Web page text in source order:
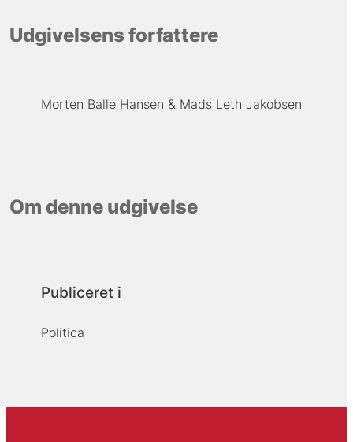
Udgivelsens forfattere
Morten Balle Hansen Mads Leth Jakobsen
Om denne udgivelse
Publiceret i
Politica